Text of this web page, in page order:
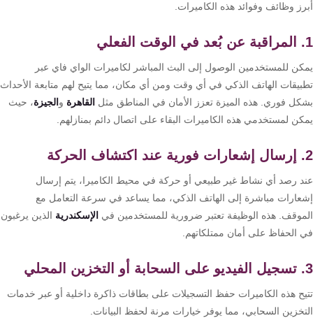
وظائف وفوائد هذه الكاميرات.
للمستخدمين الوصول إلى البث المباشر لكاميرات الواي فاي عبر
الهاتف الذكي في أي وقت ومن أي مكان، مما يتيح لهم متابعة الأحداث
فوري. هذه الميزة تعزز الأمان في المناطق مثلالقاهرةو الجيزة، حيث
لمستخدمي هذه الكاميرات البقاء على اتصال دائم بمنازلهم.
رصد أي نشاط غير طبيعي أو حركة في محيط الكاميرا، يتم إرسال
مباشرة إلى الهاتف الذكي، مما يساعد في سرعة التعامل مع
هذه الوظيفة تعتبر ضرورية للمستخدمين فيالإسكندرية الذين يرغبون
الحفاظ على أمان ممتلكاتهم.
هذه الكاميرات حفظ التسجيلات على بطاقات ذاكرة داخلية أو عبر خدمات
السحابي، مما يوفر خيارات مرنة لحفظ البيانات.
بصمة
الحضور
والانصراف
تقوية
المحمول
والانترنت
انتركم
أنظمة
السرقة